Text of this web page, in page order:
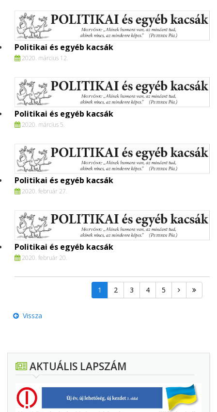
Politikai és egyéb kacsák
2020. március 12.
Politikai és egyéb kacsák
2020. március 5.
Politikai és egyéb kacsák
2020. február 27.
Politikai és egyéb kacsák
2020. február 20.
1 2 3 4 5
Vissza
AKTUÁLIS LAPSZÁM